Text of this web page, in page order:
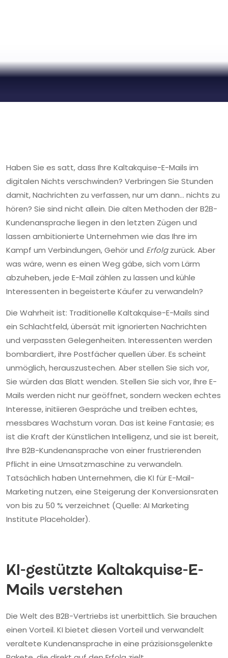
Haben Sie es satt, dass Ihre Kaltakquise-E-Mails im
digitalen Nichts verschwinden? Verbringen Sie Stunden
damit, Nachrichten zu verfassen, nur um dann… nichts zu
hören? Sie sind nicht allein. Die alten Methoden der B2B-
Kundenansprache liegen in den letzten Zügen und
lassen ambitionierte Unternehmen wie das Ihre im
Kampf um Verbindungen, Gehör und Erfolgzurück. Aber
was wäre, wenn es einen Weg gäbe, sich vom Lärm
abzuheben, jede E-Mail zählen zu lassen und kühle
Interessenten in begeisterte Käufer zu verwandeln?
Die Wahrheit ist: Traditionelle Kaltakquise-E-Mails sind
ein Schlachtfeld, übersät mit ignorierten Nachrichten
und verpassten Gelegenheiten. Interessenten werden
bombardiert, ihre Postfächer quellen über. Es scheint
unmöglich, herauszustechen. Aber stellen Sie sich vor,
Sie würden das Blatt wenden. Stellen Sie sich vor, Ihre E-
Mails werden nicht nur geöffnet, sondern wecken echtes
Interesse, initiieren Gespräche und treiben echtes,
messbares Wachstum voran. Das ist keine Fantasie; es
ist die Kraft der Künstlichen Intelligenz, und sie ist bereit,
Ihre B2B-Kundenansprache von einer frustrierenden
Pflicht in eine Umsatzmaschine zu verwandeln.
Tatsächlich haben Unternehmen, die KI für E-Mail-
Marketing nutzen, eine Steigerung der Konversionsraten
von bis zu 50 % verzeichnet (Quelle: AI Marketing
Institute Placeholder).
KI-gestützte Kaltakquise-E-
Mails verstehen
Die Welt des B2B-Vertriebs ist unerbittlich. Sie brauchen
einen Vorteil. KI bietet diesen Vorteil und verwandelt
veraltete Kundenansprache in eine präzisionsgelenkte